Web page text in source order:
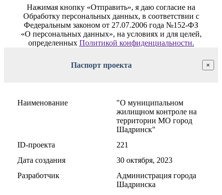
Нажимая кнопку «Отправить», я даю согласие на
Обработку персональных данных, в соответствии с
Федеральным законом от 27.07.2006 года №152-ФЗ
«О персональных данных», на условиях и для целей,
определенных Политикой конфиденциальности.
Паспорт проекта ×
Наименование
"О муниципальном
жилищном контроле на
территории МО город
Шадринск"
ID-проекта
221
Дата создания
30 октября, 2023
Разработчик
Администрация города
Шадринска